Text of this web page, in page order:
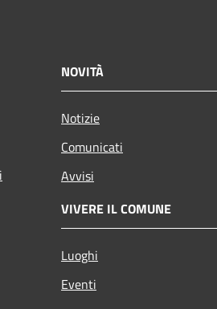
NOVITÀ
Notizie
Comunicati
Avvisi
VIVERE IL COMUNE
Luoghi
Eventi